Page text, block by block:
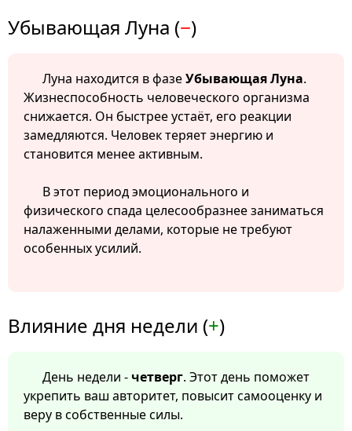
Убывающая Луна (−)
Луна находится в фазеУбывающая Луна.
Жизнеспособность человеческого организма
снижается. Он быстрее устаёт, его реакции
замедляются. Человек теряет энергию и
становится менее активным.
В этот период эмоционального и
физического спада целесообразнее заниматься
налаженными делами, которые не требуют
особенных усилий.
Влияние дня недели (+)
День недели - четверг. Этот день поможет
укрепить ваш авторитет, повысит самооценку и
веру в собственные силы.